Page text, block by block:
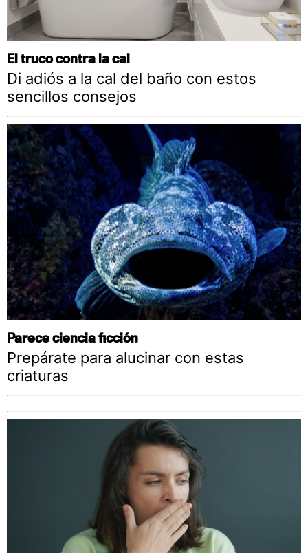
El truco contra la cal
Di adiós a la cal del baño con estos
sencillos consejos
Parece ciencia ficción
Prepárate para alucinar con estas
criaturas